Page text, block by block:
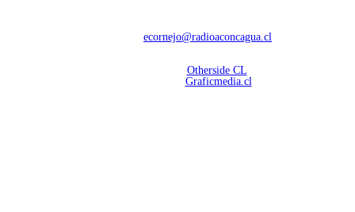
ecornejo@radioaconcagua.cl
Otherside CL
Graficmedia.cl